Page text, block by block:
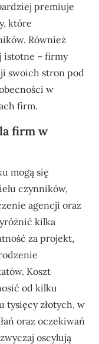
premiuje
które
Również
istotne – firmy
swoich stron pod
w
firm.
firm w
mogą się
czynników,
agencji oraz
kilka
za projekt,
Koszt
od kilku
tysięcy złotych, w
oraz oczekiwań
oscylują